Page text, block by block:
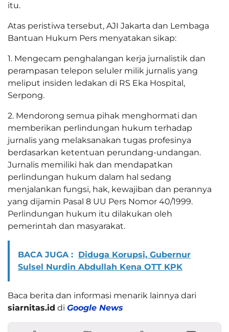
itu.
Atas peristiwa tersebut, AJI Jakarta dan Lembaga
Bantuan Hukum Pers menyatakan sikap:
1. Mengecam penghalangan kerja jurnalistik dan
perampasan telepon seluler milik jurnalis yang
meliput insiden ledakan di RS Eka Hospital,
Serpong.
2. Mendorong semua pihak menghormati dan
memberikan perlindungan hukum terhadap
jurnalis yang melaksanakan tugas profesinya
berdasarkan ketentuan perundang-undangan.
Jurnalis memiliki hak dan mendapatkan
perlindungan hukum dalam hal sedang
menjalankan fungsi, hak, kewajiban dan perannya
yang dijamin Pasal 8 UU Pers Nomor 40/1999.
Perlindungan hukum itu dilakukan oleh
pemerintah dan masyarakat.
BACA JUGA : Diduga Korupsi, Gubernur
Sulsel Nurdin Abdullah Kena OTT KPK
Baca berita dan informasi menarik lainnya dari
siarnitas.id di Google News